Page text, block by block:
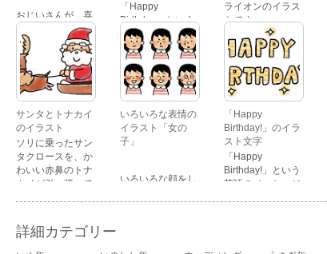
おじいさんが、喜
怒哀楽たくさんの
表情をしているイ
ラストです。 通常
の顔・怒っている
顔・泣いている
顔・照れている
顔・笑っている
顔・驚いている
顔・困っている顔
があります。
「Happy
Birthday」という
文字が描かれた、
かわいい苺のケー
キのイラストで
す。
ライオンのイラス
トです。
サンタとトナカイ
のイラスト
ソリに乗ったサン
タクロースを、か
わいい赤鼻のトナ
カイが引っ張って
いろいろな表情の
イラスト「女の
子」
いろいろな顔をし
「Happy
Birthday!」のイラ
スト文字
「Happy
Birthday!」という
英語のメッセージ
詳細カテゴリー